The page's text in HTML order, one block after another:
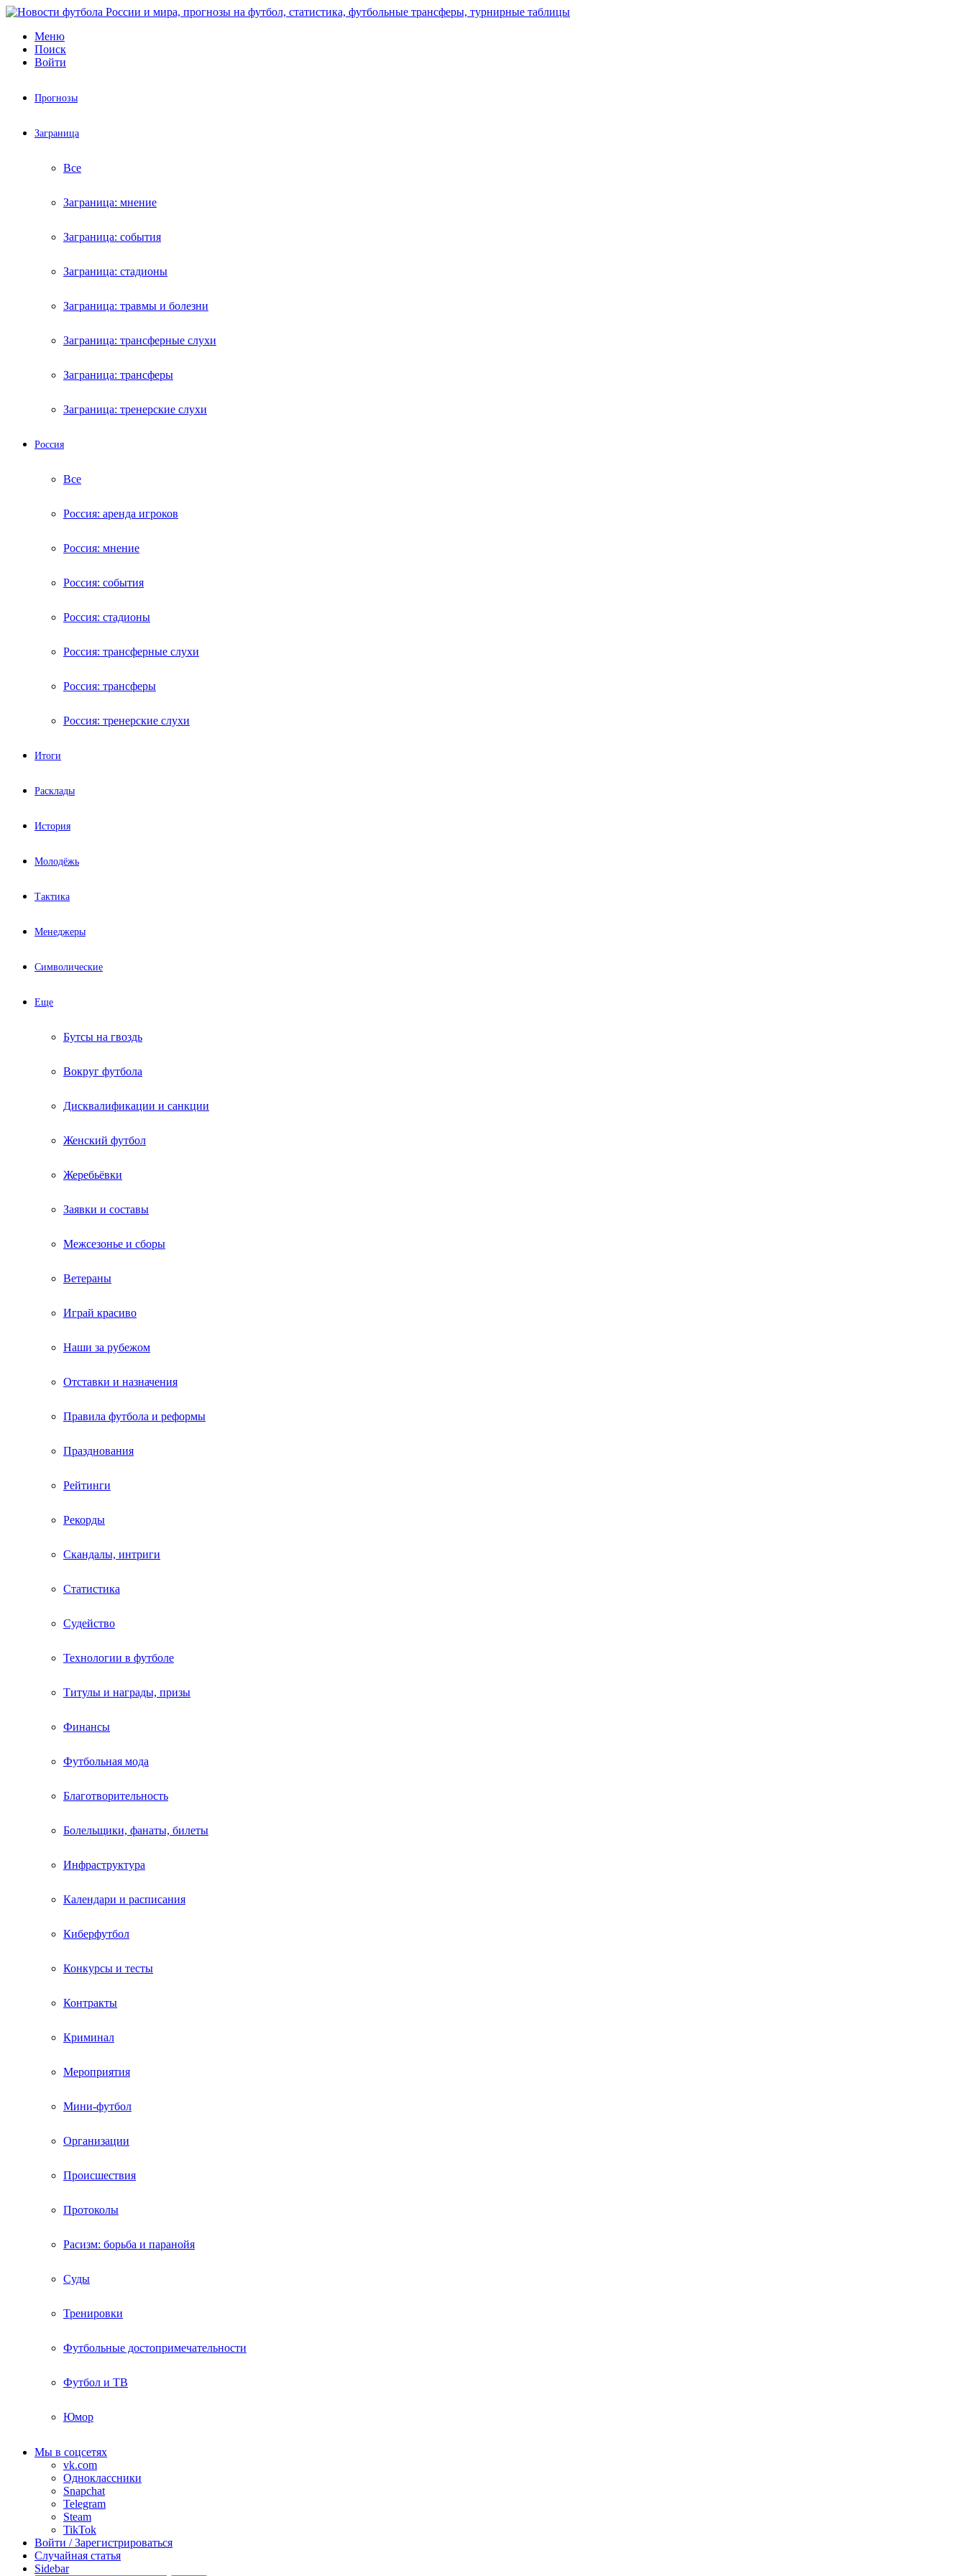
Меню
Поиск
Войти
Прогнозы
Заграница
Все
Заграница: мнение
Заграница: события
Заграница: стадионы
Заграница: травмы и болезни
Заграница: трансферные слухи
Заграница: трансферы
Заграница: тренерские слухи
Россия
Все
Россия: аренда игроков
Россия: мнение
Россия: события
Россия: стадионы
Россия: трансферные слухи
Россия: трансферы
Россия: тренерские слухи
Итоги
Расклады
История
Молодёжь
Тактика
Менеджеры
Символические
Еще
Бутсы на гвоздь
Вокруг футбола
Дисквалификации и санкции
Женский футбол
Жеребьёвки
Заявки и составы
Межсезонье и сборы
Ветераны
Играй красиво
Наши за рубежом
Отставки и назначения
Правила футбола и реформы
Празднования
Рейтинги
Рекорды
Скандалы, интриги
Статистика
Судейство
Технологии в футболе
Титулы и награды, призы
Финансы
Футбольная мода
Благотворительность
Болельщики, фанаты, билеты
Инфраструктура
Календари и расписания
Киберфутбол
Конкурсы и тесты
Контракты
Криминал
Мероприятия
Мини-футбол
Организации
Происшествия
Протоколы
Расизм: борьба и паранойя
Суды
Тренировки
Футбольные достопримечательности
Футбол и ТВ
Юмор
Мы в соцсетях
vk.com
Одноклассники
Snapchat
Telegram
Steam
TikTok
Войти / Зарегистрироваться
Случайная статья
Sidebar